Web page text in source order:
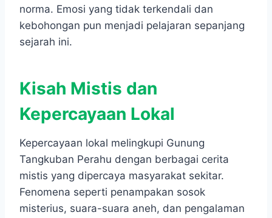
norma. Emosi yang tidak terkendali dan
kebohongan pun menjadi pelajaran sepanjang
sejarah ini.
Kisah Mistis dan
Kepercayaan Lokal
Kepercayaan lokal melingkupi Gunung
Tangkuban Perahu dengan berbagai cerita
mistis yang dipercaya masyarakat sekitar.
Fenomena seperti penampakan sosok
misterius, suara-suara aneh, dan pengalaman